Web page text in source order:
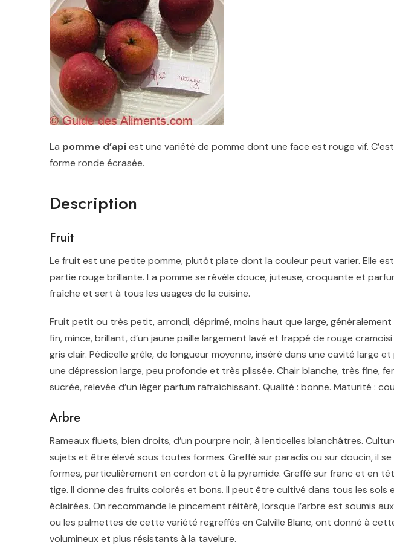
La pomme d’apiest une variété de pomme dont une face est rouge vif.
forme ronde écrasée.
Description
Fruit
Le fruit est une petite pomme, plutôt plate dont la couleur peut varier. Elle
partie rouge brillante. La pomme se révèle douce, juteuse, croquante et
fraîche et sert à tous les usages de la cuisine.
Fruit petit ou très petit, arrondi, déprimé, moins haut que large,
fin, mince, brillant, d’un jaune paille largement lavé et frappé de rouge
gris clair. Pédicelle grêle, de longueur moyenne, inséré dans une cavité large
une dépression large, peu profonde et très plissée. Chair blanche, très fine,
sucrée, relevée d’un léger parfum rafraîchissant. Qualité : bonne. Maturité :
Arbre
Rameaux fluets, bien droits, d’un pourpre noir, à lenticelles blanchâtres.
sujets et être élevé sous toutes formes. Greffé sur paradis ou sur doucin, il
formes, particulièrement en cordon et à la pyramide. Greffé sur franc et en
tige. Il donne des fruits colorés et bons. Il peut être cultivé dans tous les
éclairées. On recommande le pincement réitéré, lorsque l’arbre est soumis
ou les palmettes de cette variété regreffés en Calville Blanc, ont donné à
volumineux et plus résistants à la tavelure.